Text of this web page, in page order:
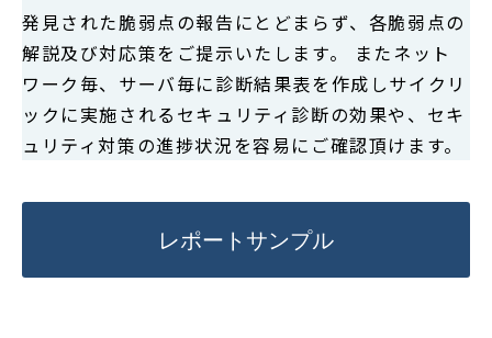
発見された脆弱点の報告にとどまらず、各脆弱点の
解説及び対応策をご提示いたします。 またネット
ワーク毎、サーバ毎に診断結果表を作成しサイクリ
ックに実施されるセキュリティ診断の効果や、セキ
ュリティ対策の進捗状況を容易にご確認頂けます。
レポートサンプル